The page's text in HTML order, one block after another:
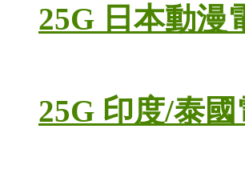
25G 日本動漫
25G 印度/泰國